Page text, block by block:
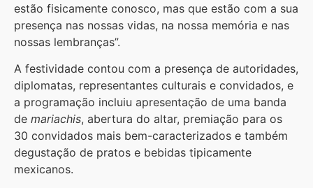
estão fisicamente conosco, mas que estão com a sua
presença nas nossas vidas, na nossa memória e nas
nossas lembranças”.
A festividade contou com a presença de autoridades,
diplomatas, representantes culturais e convidados, e
a programação incluiu apresentação de uma banda
de mariachis, abertura do altar, premiação para os
30 convidados mais bem-caracterizados e também
degustação de pratos e bebidas tipicamente
mexicanos.